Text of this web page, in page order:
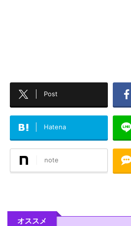
Post
Hatena
note
オススメ